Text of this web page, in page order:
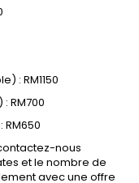
: RM1150
RM700
RM650
nous
et le nombre de
avec une offre